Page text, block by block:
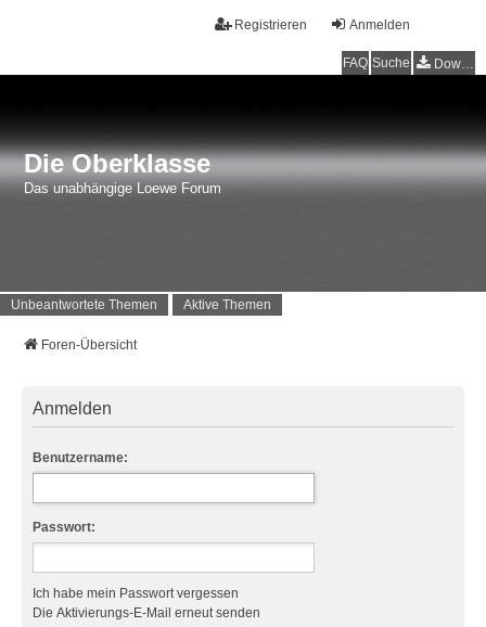
Anmelden
Registrieren
FAQ Suche Downloads
Die Oberklasse
Das unabhängige Loewe Forum
Unbeantwortete Themen Aktive Themen
Foren-Übersicht
Anmelden
Benutzername:
Passwort:
Ich habe mein Passwort vergessen
Die Aktivierungs-E-Mail erneut senden